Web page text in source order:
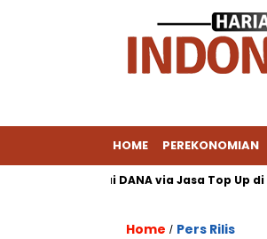
HOME PEREKONOMIAN
Pakai DANA via Jasa Top Up di Epayu
Home / Pers Rilis